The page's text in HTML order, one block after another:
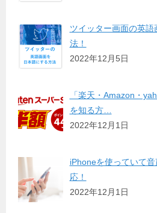
ツイッター画面の英
法！
2022年12月5日
「楽天・Amazon・
を知る方…
2022年12月1日
iPhoneを使っていて
応！
2022年12月1日